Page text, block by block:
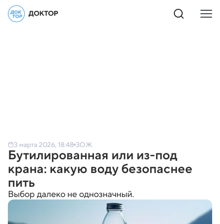
3 марта 2026, 18:48 ЗОЖ
Бутилированная или из-под
крана: какую воду безопаснее
пить
Выбор далеко не однозначный.